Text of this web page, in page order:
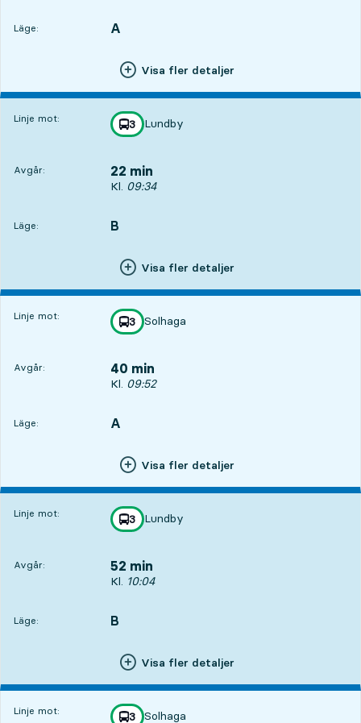
Läge:
LÄGE, A
,
Visa fler detaljer
Linje mot: linje
3
mot
Lundby
,
Avgår: 22 min
Avgår, Kl. 09:34, om 22 min
Kl. 09:34
Läge:
LÄGE, B
,
Visa fler detaljer
Linje mot: linje
3
mot
Solhaga
,
Avgår: 40 min
Avgår, Kl. 09:52, om 40 min
Kl. 09:52
Läge:
LÄGE, A
,
Visa fler detaljer
Linje mot: linje
3
mot
Lundby
,
Avgår: 52 min
Avgår, Kl. 10:04, om 52 min
Kl. 10:04
Läge:
LÄGE, B
,
Visa fler detaljer
Linje mot: linje
3 Solhaga